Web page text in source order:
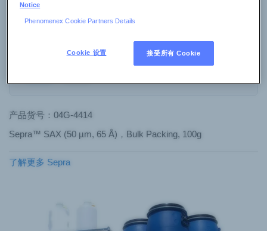
产品货号：04G-4414
Sepra™ SAX (50 µm, 65 Å)，Bulk Packing, 100g
了解更多 Sepra
Notice
Phenomenex Cookie Partners Details
Cookie 设置 接受所有 Cookie